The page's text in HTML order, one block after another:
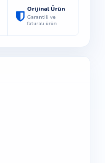
Orijinal Ürün
Garantili ve
faturalı ürün